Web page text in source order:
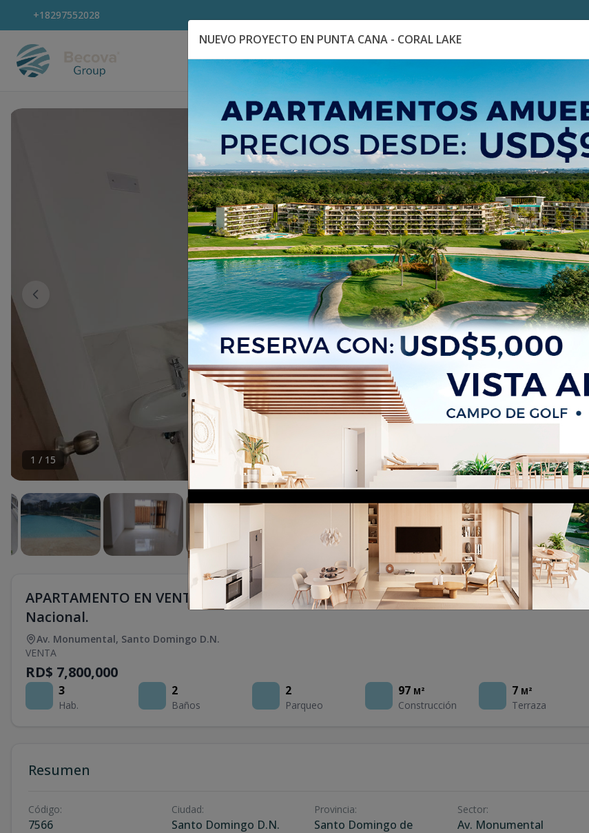
+18297552028
Explora Propiedades Catálogo de Proyectos Guía de inversión
1 / 15
APARTAMENTO EN VENTA EN NUEVAS TERRAZAS -Av. Monumental, Distrito
Nacional.
Av. Monumental, Santo Domingo D.N.
VENTA
RD$ 7,800,000
3
Hab.
2
Baños
2
Parqueo
97 M²
Construcción
7 M²
Terraza
Resumen
Código:
7566
Ciudad:
Santo Domingo D.N.
Provincia:
Santo Domingo de
Sector:
Av. Monumental
NUEVO PROYECTO EN PUNTA CANA - CORAL LAKE